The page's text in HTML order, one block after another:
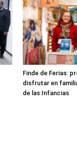
Finde de Ferias:
disfrutar en
de las Infancias